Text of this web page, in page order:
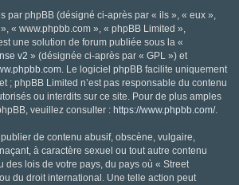
par phpBB (désigné ci-après par « ils », « eux »,
« www.phpbb.com », « phpBB Limited »,
une solution de forum publiée sous la «
v2 » (désignée ci-après par « GPL ») et
. Le logiciel phpBB facilite uniquement
; phpBB Limited n’est pas responsable du contenu
ou interdits sur ce site. Pour de plus amples
veuillez consulter : https://www.phpbb.com/.
de contenu abusif, obscène, vulgaire,
à caractère sexuel ou tout autre contenu
des lois de votre pays, du pays où « Street
du droit international. Une telle action peut